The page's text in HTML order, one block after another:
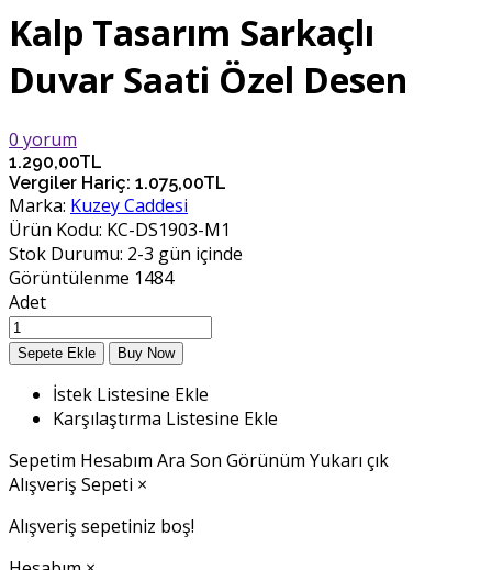
Kalp Tasarım Sarkaçlı
Duvar Saati Özel Desen
0 yorum
1.290,00TL
Vergiler Hariç: 1.075,00TL
Marka: Kuzey Caddesi
Ürün Kodu: KC-DS1903-M1
Stok Durumu: 2-3 gün içinde
Görüntülenme 1484
Adet
İstek Listesine Ekle
Karşılaştırma Listesine Ekle
Sepetim Hesabım Ara Son Görünüm Yukarı çık
Alışveriş Sepeti ×
Alışveriş sepetiniz boş!